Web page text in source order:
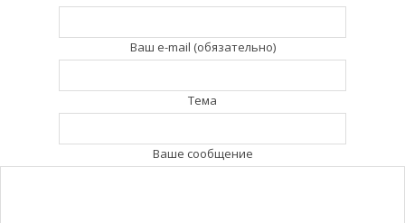
Ваш e-mail (обязательно)
Тема
Ваше сообщение